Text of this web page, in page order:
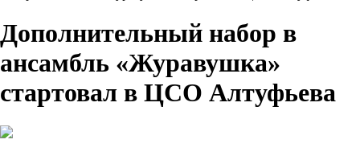
Дополнительный набор в
ансамбль «Журавушка»
стартовал в ЦСО Алтуфьева